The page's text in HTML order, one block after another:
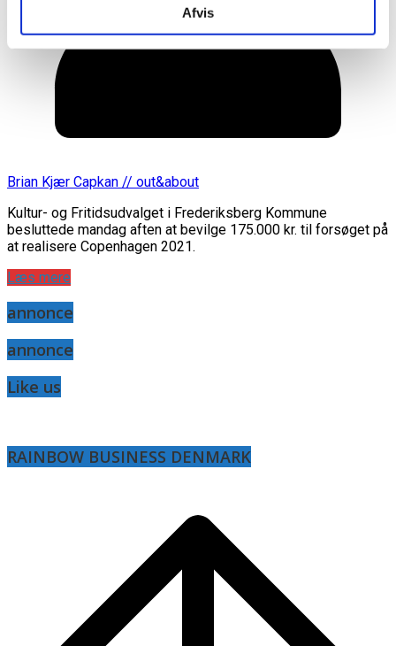
Afvis
Brian Kjær Capkan // out&about
Kultur- og Fritidsudvalget i Frederiksberg Kommune
besluttede mandag aften at bevilge 175.000 kr. til forsøget på
at realisere Copenhagen 2021.
Læs mere
annonce
annonce
Like us
RAINBOW BUSINESS DENMARK